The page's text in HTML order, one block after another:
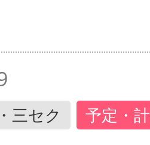
三セク 予定・